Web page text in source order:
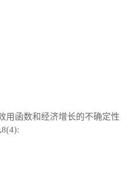
用函数和经济增长的不确定性